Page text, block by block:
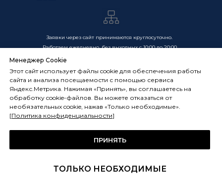
Цены, указанные на сайте, носят информационный
характер и не являются публичной офертой в смысле
ст. 437 ГК РФ. Окончательная стоимость товаров и услуг
определяется индивидуально и фиксируется в
Спецификации. Условия оказания услуг определяются
публичной офертой, размещённой по адресу:
Заявки через сайт принимаются круглосуточно.
Работаем ежедневно, без выходных с 10:00 до 20:00
Менеджер Cookie
Этот сайт использует файлы cookie для обеспечения работы
сайта и анализа посещаемости с помощью сервиса
Яндекс.Метрика. Нажимая «Принять», вы соглашаетесь на
обработку cookie-файлов. Вы можете отказаться от
необязательных cookie, нажав «Только необходимые».
[Политика конфиденциальности]
ПРИНЯТЬ
ТОЛЬКО НЕОБХОДИМЫЕ